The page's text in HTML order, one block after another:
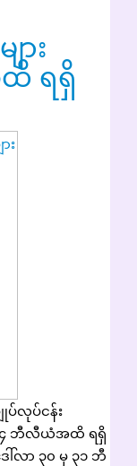
း
ရရှိ
လုပ်ငန်း
၃၄ ဘီလီယံအထိ ရရှိ
ါ်လာ ၃၀ မှ ၃၁ ဘီ